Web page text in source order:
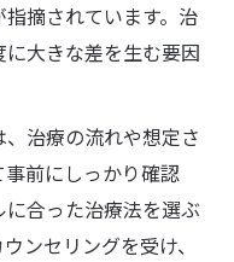
摘されています。治
大きな差を生む要因
治療の流れや想定さ
前にしっかり確認
合った治療法を選ぶ
ンセリングを受け、